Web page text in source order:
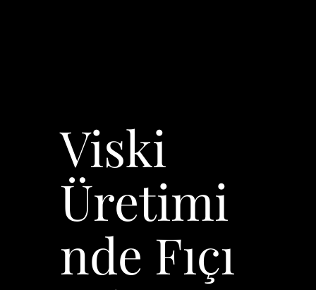
Viski
Üretimi
nde Fıçı